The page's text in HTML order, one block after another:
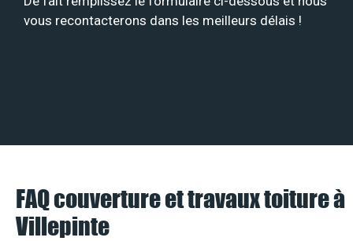
vous recontacterons dans les meilleurs délais !
FAQ couverture et travaux toiture à
Villepinte